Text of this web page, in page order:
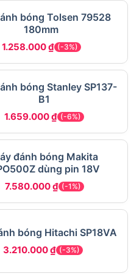
loại, thép không gỉ,
Tạo lớp hoàn thiện
hoặc sơn tại nhà.
đặc điểm kỹ thuật
phẩm.
nổi bật của Máy
Máy đánh bóng Makita
đánh bóng Makita
nhờ công nghệ tiên
bóng Tolsen 79528
180mm
1.258.000₫ (-3%)
bóng Stanley SP137-
B1
1.659.000₫ (-6%)
đánh bóng Makita
dùng pin 18V
7.580.000₫ (-1%)
bóng Hitachi SP18VA
3.210.000₫ (-3%)